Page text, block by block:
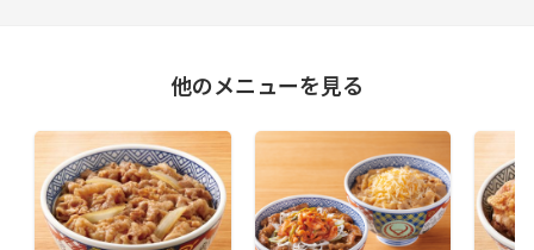
他のメニューを見る